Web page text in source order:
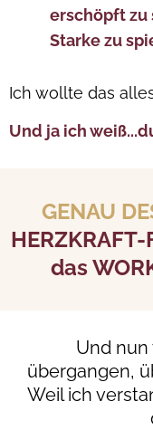
erschöpft zu
Starke zu
Ich wollte das
Und ja ich
GENAU
HERZKRAFT-
das
Und
übergangen,
Weil ich